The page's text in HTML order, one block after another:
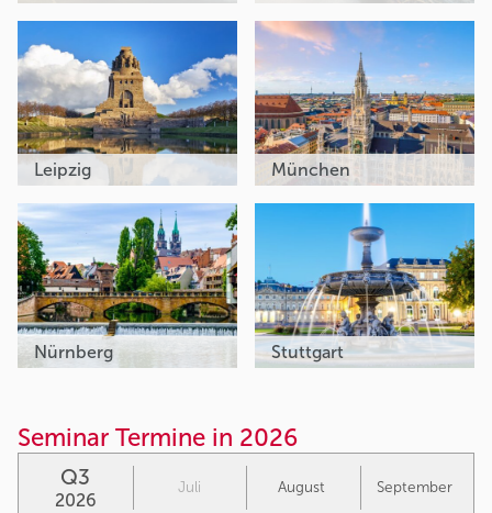
Leipzig München
Nürnberg Stuttgart
Seminar Termine in 2026
Q3
2026
Juli August September